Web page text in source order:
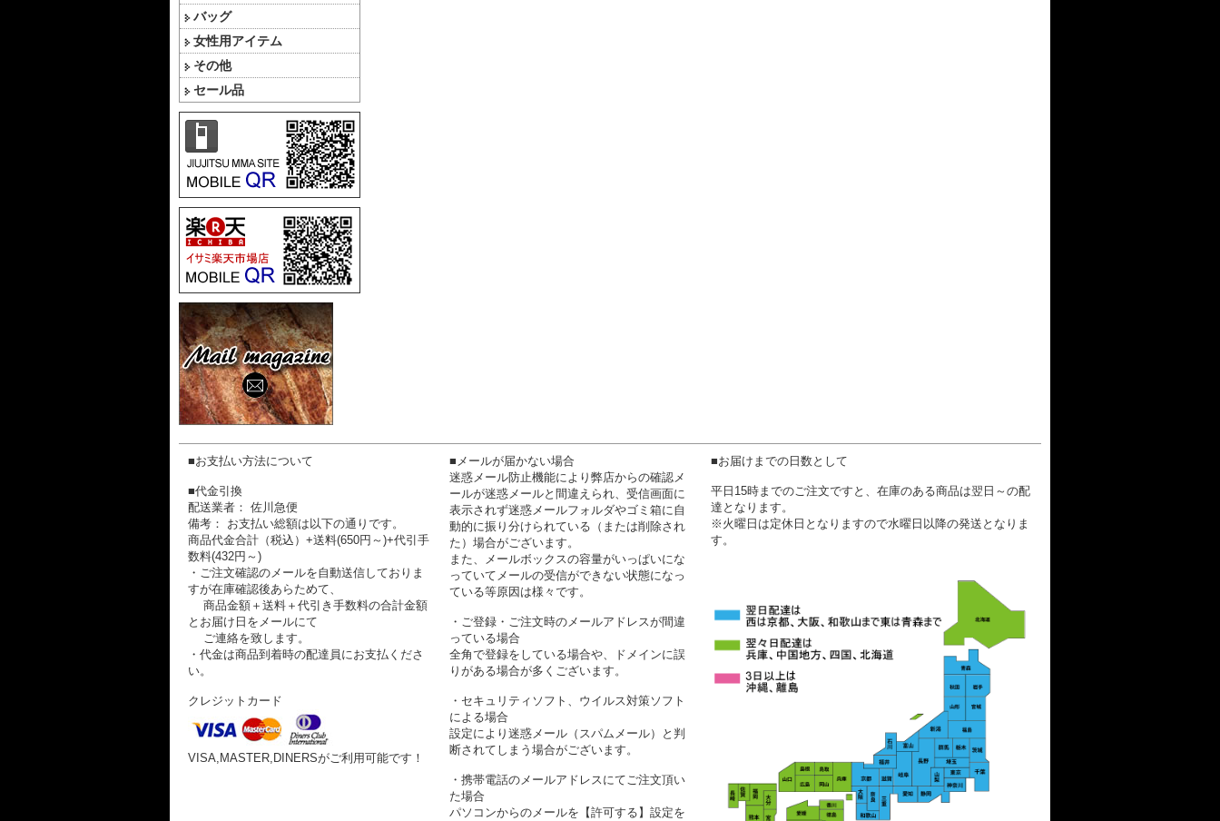
バッグ
女性用アイテム
その他
セール品
■お支払い方法について
■代金引換
配送業者： 佐川急便
備考： お支払い総額は以下の通りです。
商品代金合計（税込）+送料(650円～)+代引手
数料(432円～)
・ご注文確認のメールを自動送信しておりま
すが在庫確認後あらためて、
商品金額＋送料＋代引き手数料の合計金額
とお届け日をメールにて
ご連絡を致します。
・代金は商品到着時の配達員にお支払くださ
い。
クレジットカード
VISA,MASTER,DINERSがご利用可能です！
■メールが届かない場合
迷惑メール防止機能により弊店からの確認メ
ールが迷惑メールと間違えられ、受信画面に
表示されず迷惑メールフォルダやゴミ箱に自
動的に振り分けられている（または削除され
た）場合がございます。
また、メールボックスの容量がいっぱいにな
っていてメールの受信ができない状態になっ
ている等原因は様々です。
・ご登録・ご注文時のメールアドレスが間違
っている場合
全角で登録をしている場合や、ドメインに誤
りがある場合が多くございます。
・セキュリティソフト、ウイルス対策ソフト
による場合
設定により迷惑メール（スパムメール）と判
断されてしまう場合がございます。
・携帯電話のメールアドレスにてご注文頂い
た場合
パソコンからのメールを【許可する】設定を
■お届けまでの日数として
平日15時までのご注文ですと、在庫のある商品は翌日～の配
達となります。
※火曜日は定休日となりますので水曜日以降の発送となりま
す。